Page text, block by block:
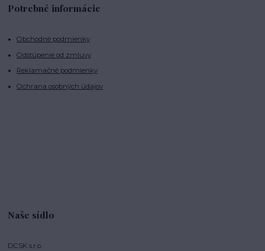
Potrebné informácie
Obchodné podmienky
Odstúpenie od zmluvy
Reklamačné podmienky
Ochrana osobných údajov
Naše sídlo
DCSK s.r.o.